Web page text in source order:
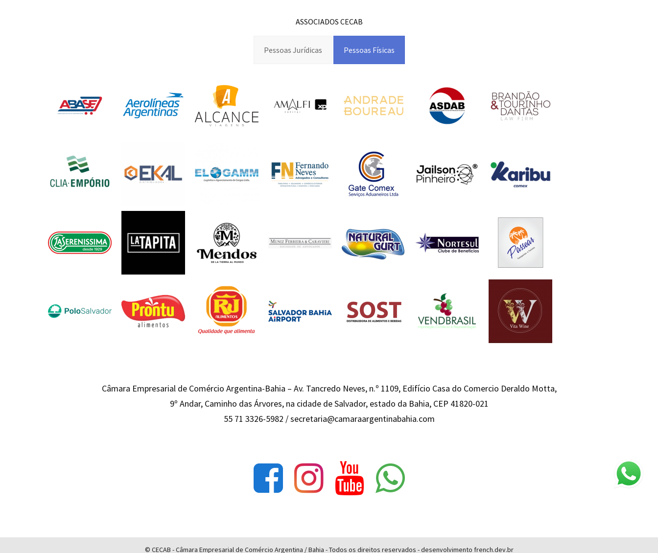
ASSOCIADOS CECAB
Pessoas Jurídicas Pessoas Físicas
Câmara Empresarial de Comércio Argentina-Bahia – Av. Tancredo Neves, n.º 1109, Edifício Casa do Comercio Deraldo Motta,
9º Andar, Caminho das Árvores, na cidade de Salvador, estado da Bahia, CEP 41820-021
55 71 3326-5982 /secretaria@camaraargentinabahia.com
© CECAB - Câmara Empresarial de Comércio Argentina / Bahia - Todos os direitos reservados - desenvolvimento french.dev.br